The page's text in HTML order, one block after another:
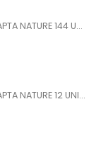
CONTROL - PRESERVATIVI ADAPTA NATURE 144 UNITÀ
CONTROL - PRESERVATIVI ADAPTA NATURE 12 UNITÀ